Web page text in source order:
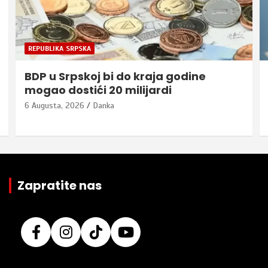
REPUBLIKA SRPSKA
BDP u Srpskoj bi do kraja godine
mogao dostići 20 milijardi
6 Augusta, 2026 Danka
Zapratite nas